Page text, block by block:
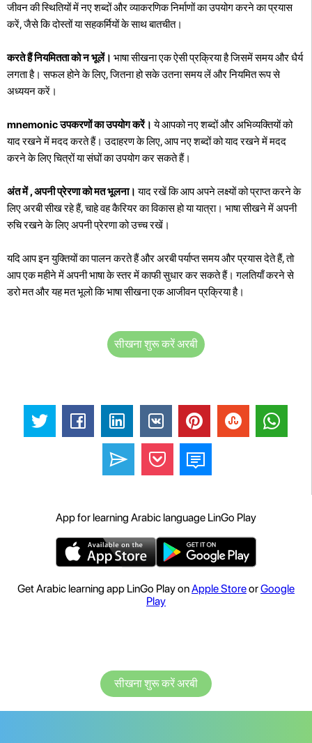
जीवन की स्थितियों में नए शब्दों और व्याकरणिक निर्माणों का उपयोग करने का प्रयास
करें, जैसे कि दोस्तों या सहकर्मियों के साथ बातचीत।
करते हैं नियमितता को न भूलें। भाषा सीखना एक ऐसी प्रक्रिया है जिसमें समय और धैर्य
लगता है। सफल होने के लिए, जितना हो सके उतना समय लें और नियमित रूप से
अध्ययन करें।
mnemonic उपकरणों का उपयोग करें।ये आपको नए शब्दों और अभिव्यक्तियों को
याद रखने में मदद करते हैं। उदाहरण के लिए, आप नए शब्दों को याद रखने में मदद
करने के लिए चित्रों या संघों का उपयोग कर सकते हैं।
अंत में , अपनी प्रेरणा को मत भूलना।याद रखें कि आप अपने लक्ष्यों को प्राप्त करने के
लिए अरबी सीख रहे हैं, चाहे वह कैरियर का विकास हो या यात्रा। भाषा सीखने में अपनी
रुचि रखने के लिए अपनी प्रेरणा को उच्च रखें।
यदि आप इन युक्तियों का पालन करते हैं और अरबी पर्याप्त समय और प्रयास देते हैं, तो
आप एक महीने में अपनी भाषा के स्तर में काफी सुधार कर सकते हैं। गलतियाँ करने से
डरो मत और यह मत भूलो कि भाषा सीखना एक आजीवन प्रक्रिया है।
सीखना शुरू करें अरबी
App for learning Arabic language LinGo Play
Get Arabic learning app LinGo Play onApple StoreorGoogle
Play
सीखना शुरू करें अरबी